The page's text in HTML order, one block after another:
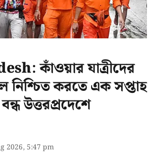
কাঁওয়ার যাত্রীদের
নিশ্চিত করতে এক সপ্তাহ
উত্তরপ্রদেশে
2026, 5:47 pm